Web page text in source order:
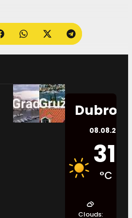
08.08.2026.
31
°C
Clouds: